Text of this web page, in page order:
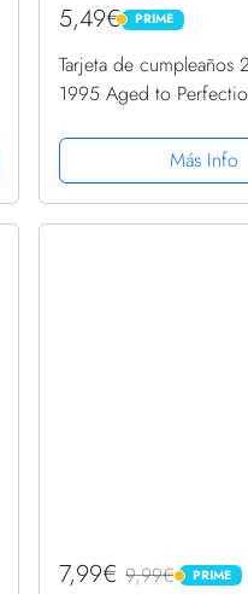
5,49€ PRIME
PRIME
Tarjeta de
1995 Aged to
y mujeres, tarjetas de
para mujeres,...
Más Info
7,99€9,99€ PRIME
PRIME